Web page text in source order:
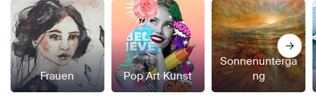
Frauen Pop Art Kunst
Sonnenunterga
ng